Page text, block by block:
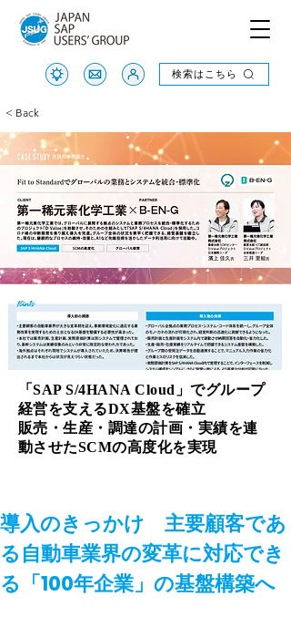
検索はこちら
検索はこちら
< Back
「SAP S/4HANA Cloud」でグループ
経営を支えるDX基盤を確立
販売・生産・調達の計画・実績を連
動させたSCMの高度化を実現
導入のきっかけ　主要顧客であ
る自動車業界の変革に対応でき
る「100年企業」の基盤構築へ